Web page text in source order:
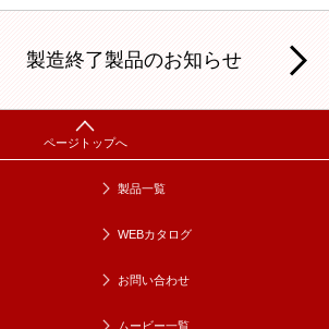
製造終了製品のお知らせ
製品一覧
WEBカタログ
お問い合わせ
ムービー一覧